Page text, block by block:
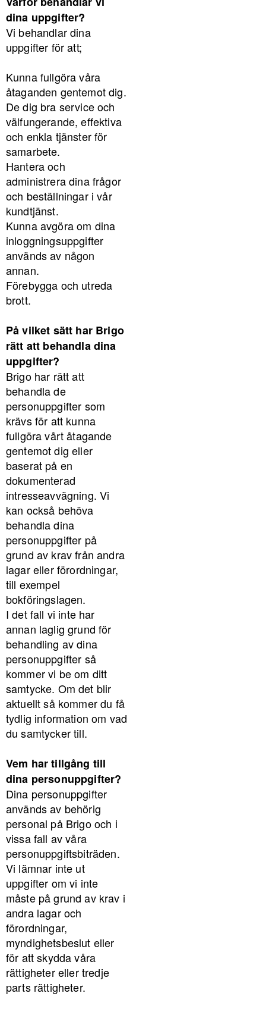
dina uppgifter?
Vi behandlar dina
uppgifter för att;
Kunna fullgöra våra
åtaganden gentemot dig.
De dig bra service och
välfungerande, effektiva
och enkla tjänster för
samarbete.
Hantera och
administrera dina frågor
och beställningar i vår
kundtjänst.
Kunna avgöra om dina
inloggningsuppgifter
används av någon
annan.
Förebygga och utreda
brott.
På vilket sätt har Brigo
rätt att behandla dina
uppgifter?
Brigo har rätt att
behandla de
personuppgifter som
krävs för att kunna
fullgöra vårt åtagande
gentemot dig eller
baserat på en
dokumenterad
intresseavvägning. Vi
kan också behöva
behandla dina
personuppgifter på
grund av krav från andra
lagar eller förordningar,
till exempel
bokföringslagen.
I det fall vi inte har
annan laglig grund för
behandling av dina
personuppgifter så
kommer vi be om ditt
samtycke. Om det blir
aktuellt så kommer du få
tydlig information om vad
du samtycker till.
Vem har tillgång till
dina personuppgifter?
Dina personuppgifter
används av behörig
personal på Brigo och i
vissa fall av våra
personuppgiftsbiträden.
Vi lämnar inte ut
uppgifter om vi inte
måste på grund av krav i
andra lagar och
förordningar,
myndighetsbeslut eller
för att skydda våra
rättigheter eller tredje
parts rättigheter.